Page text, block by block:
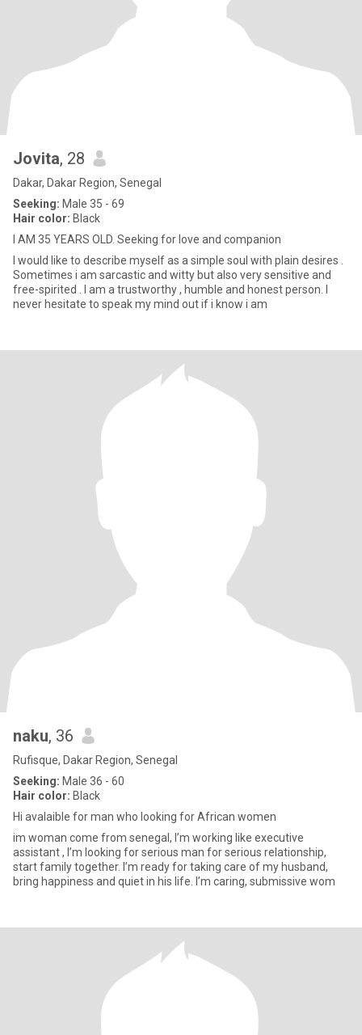
Jovita, 28
Dakar, Dakar Region, Senegal
Seeking: Male 35 - 69
Hair color: Black
I AM 35 YEARS OLD. Seeking for love and companion
I would like to describe myself as a simple soul with plain desires .
Sometimes i am sarcastic and witty but also very sensitive and
free-spirited . I am a trustworthy , humble and honest person. I
never hesitate to speak my mind out if i know i am
naku, 36
Rufisque, Dakar Region, Senegal
Seeking: Male 36 - 60
Hair color: Black
Hi avalaible for man who looking for African women
im woman come from senegal, I’m working like executive
assistant , I’m looking for serious man for serious relationship,
start family together. I’m ready for taking care of my husband,
bring happiness and quiet in his life. I’m caring, submissive wom